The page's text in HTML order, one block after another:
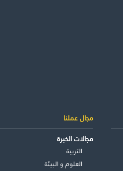
مجال عملنا
مجالات الخبرة
التربية
العلوم و البيئة